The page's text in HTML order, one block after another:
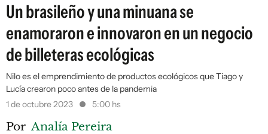
Un brasileño y una minuana se
enamoraron e innovaron en un negocio
de billeteras ecológicas
Nilo es el emprendimiento de productos ecológicos que Tiago y
Lucía crearon poco antes de la pandemia
1 de octubre 2023
5:00 hs
Por Analía Pereira